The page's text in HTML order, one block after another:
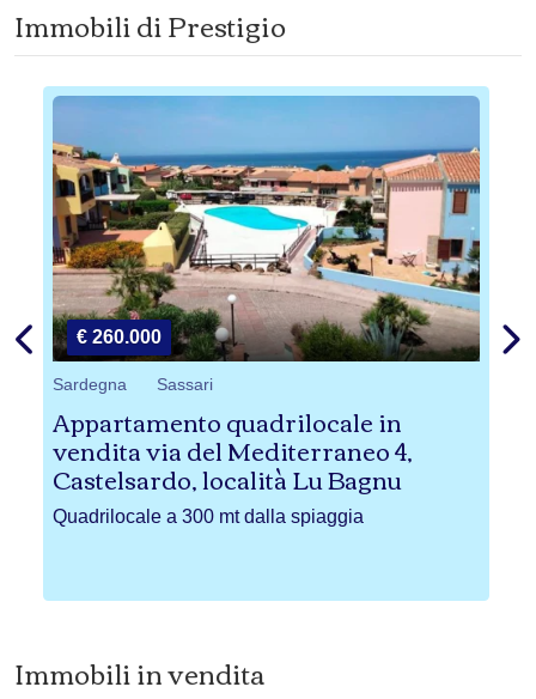
Immobili di Prestigio
€ 260.000
Sardegna Sassari
Appartamento quadrilocale in
vendita via del Mediterraneo 4,
Castelsardo, località Lu Bagnu
Quadrilocale a 300 mt dalla spiaggia
Immobili in vendita